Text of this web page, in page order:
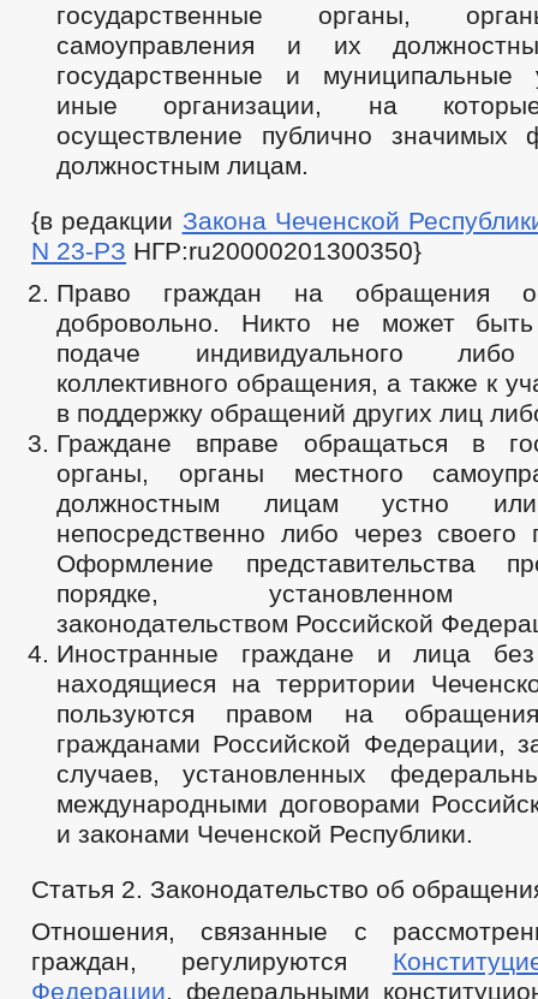
государственные органы,
самоуправления и их
государственные и муниципальные
иные организации, на
осуществление публично значимых
должностным лицам.
{в редакции Закона Чеченской
N 23-РЗ НГР:ru20000201300350}
Право граждан на обращения
добровольно. Никто не может
подаче индивидуального либо
коллективного обращения, а также к
в поддержку обращений других лиц
Граждане вправе обращаться в
органы, органы местного
должностным лицам устно
непосредственно либо через своего
Оформление представительства
порядке, установленном
законодательством Российской
Иностранные граждане и лица без
находящиеся на территории
пользуются правом на
гражданами Российской Федерации,
случаев, установленных
международными договорами
и законами Чеченской Республики.
Статья 2. Законодательство об
Отношения, связанные с
граждан, регулируются
Федерации, федеральными